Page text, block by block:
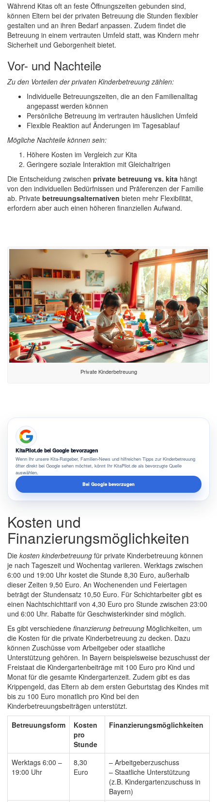
Während Kitas oft an feste Öffnungszeiten gebunden sind,
können Eltern bei der privaten Betreuung die Stunden flexibler
gestalten und an ihren Bedarf anpassen. Zudem findet die
Betreuung in einem vertrauten Umfeld statt, was Kindern mehr
Sicherheit und Geborgenheit bietet.
Vor- und Nachteile
Zu den Vorteilen der privaten Kinderbetreuung zählen:
Individuelle Betreuungszeiten, die an den Familienalltag
angepasst werden können
Persönliche Betreuung im vertrauten häuslichen Umfeld
Flexible Reaktion auf Änderungen im Tagesablauf
Mögliche Nachteile können sein:
Höhere Kosten im Vergleich zur Kita
Geringere soziale Interaktion mit Gleichaltrigen
Die Entscheidung zwischen private betreuung vs. kita hängt
von den individuellen Bedürfnissen und Präferenzen der Familie
ab. Private betreuungsalternativen bieten mehr Flexibilität,
erfordern aber auch einen höheren finanziellen Aufwand.
Private Kinderbetreuung
KitaPilot.de bei Google bevorzugen
Wenn Ihr unsere Kita-Ratgeber, Familien-News und hilfreichen Tipps zur Kinderbetreuung
öfter direkt bei Google sehen möchtet, könnt Ihr KitaPilot.de als bevorzugte Quelle
auswählen.
Bei Google bevorzugen
Kosten und
Finanzierungsmöglichkeiten
Die kosten kinderbetreuung für private Kinderbetreuung können
je nach Tageszeit und Wochentag variieren. Werktags zwischen
6:00 und 19:00 Uhr kostet die Stunde 8,30 Euro, außerhalb
dieser Zeiten 9,50 Euro. An Wochenenden und Feiertagen
beträgt der Stundensatz 10,50 Euro. Für Schichtarbeiter gibt es
einen Nachtschichttarif von 4,30 Euro pro Stunde zwischen 23:00
und 6:00 Uhr. Rabatte für Geschwisterkinder sind möglich.
Es gibt verschiedene finanzierung betreuung Möglichkeiten, um
die Kosten für die private Kinderbetreuung zu decken. Dazu
können Zuschüsse vom Arbeitgeber oder staatliche
Unterstützung gehören. In Bayern beispielsweise bezuschusst der
Freistaat die Kindergartenbeiträge mit 100 Euro pro Kind und
Monat für die gesamte Kindergartenzeit. Zudem gibt es das
Krippengeld, das Eltern ab dem ersten Geburtstag des Kindes mit
bis zu 100 Euro monatlich pro Kind bei den
Kinderbetreuungsbeiträgen unterstützt.
Betreuungsform
Kosten
pro
Stunde
Finanzierungsmöglichkeiten
Werktags 6:00 –
19:00 Uhr
8,30
Euro
– Arbeitgeberzuschuss
– Staatliche Unterstützung
(z.B. Kindergartenzuschuss in
Bayern)